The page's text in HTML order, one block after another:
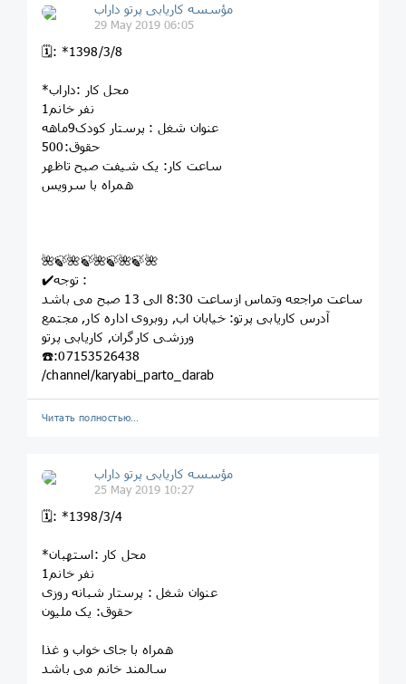
مؤسسه کاريابى پرتو داراب
29 May 2019 06:05
🗓: *1398/3/8
*محل کار :داراب
1نفر خانم
عنوان شغل : پرستار کودک9ماهه
حقوق:500
ساعت کار: یک شیفت صبح تاظهر
همراه با سرویس
🌺🍃🌺🍃🌺🍃🌺🍃🌺
✔️توجه :
ساعت مراجعه وتماس ازساعت 8:30 الی 13 صبح می باشد
آدرس کاریابی پرتو: خيابان اب, روبروى اداره کار, مجتمع
ورزشى کارگران, کاريابى پرتو
☎️:07153526438
/channel/karyabi_parto_darab
Читать полностью…
مؤسسه کاريابى پرتو داراب
25 May 2019 10:27
🗓: *1398/3/4
*محل کار :استهبان
1نفر خانم
عنوان شغل : پرستار شبانه روزی
حقوق: یک ملیون
همراه با جای خواب و غذا
سالمند خانم می باشد